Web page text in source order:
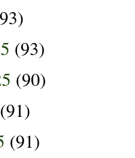
(93)
(90)
(91)
(91)